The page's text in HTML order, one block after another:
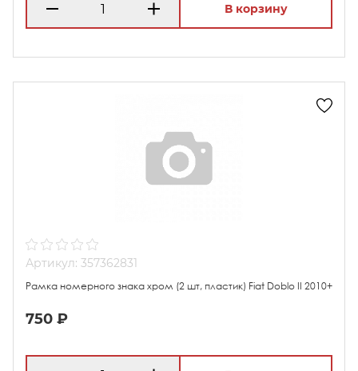
В корзину
Артикул: 357362831
Рамка номерного знака хром (2 шт, пластик) Fiat Doblo II 2010+
750 ₽